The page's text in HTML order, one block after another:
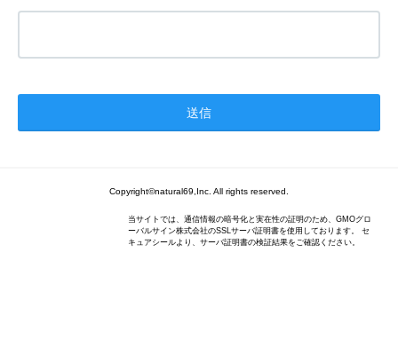
Copyright©natural69,Inc. All rights reserved.
当サイトでは、通信情報の暗号化と実在性の証明のため、GMOグロ
ーバルサイン株式会社のSSLサーバ証明書を使用しております。 セ
キュアシールより、サーバ証明書の検証結果をご確認ください。